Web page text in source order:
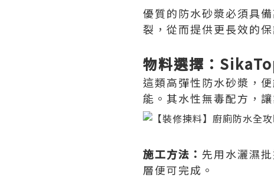
優質的防水砂漿必須具
裂，從而提供更長效的保
物料選擇：
這類高彈性防水砂漿，
能。其水性無毒配方，
施工方法： 先用水灑濕
層便可完成。